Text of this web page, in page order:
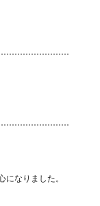
なりました。